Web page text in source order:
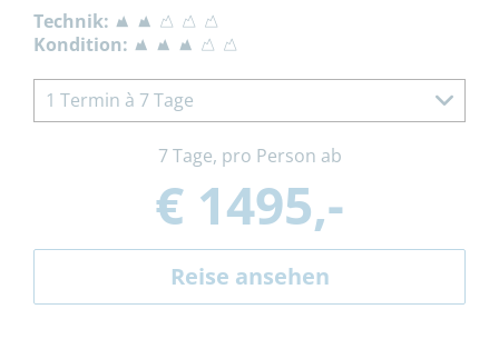
Technik:
Kondition:
1 Termin à 7 Tage
7 Tage, pro Person ab
€ 1495,-
Reise ansehen